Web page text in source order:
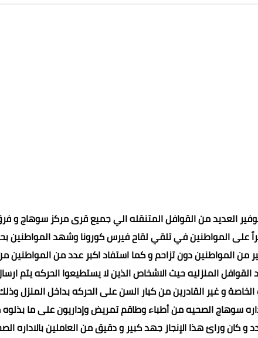
العديد من القوافل المتنقله الي جميع قرى مركز سوهاج و فرق
على المواطنين في تلقي لقاح فيرس كورونا وشهد المواطنين
المواطنين دون تزاحم و كما استفاد اكبر عدد من المواطنين
المنزليه حيث الاشخاص الذين لا يستطيعوا الحركه يتم
و غير القادرين من كبار السن على الحركه بداخل المنزل
سوهاج الصحيه من أطباء وطاقم تمريض وإداريون على ما
و كان ورائ هذا الإنجاز جهد كبير و دقيق من العاملين بالاداره